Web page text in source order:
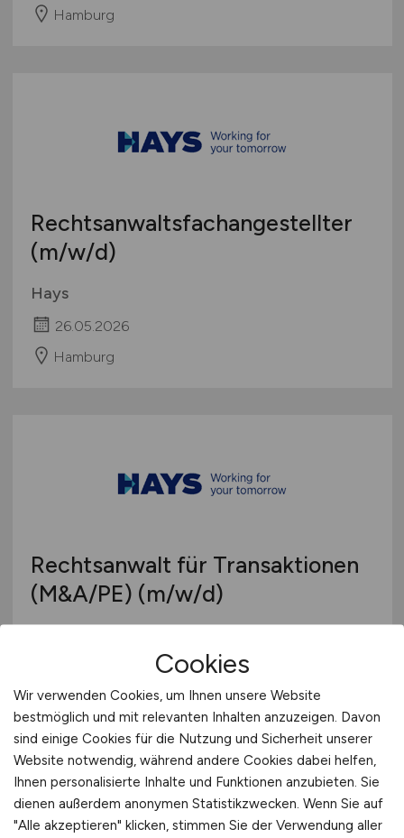
Hamburg
Rechtsanwaltsfachangestellter
(m/w/d)
Hays
26.05.2026
Hamburg
Rechtsanwalt für Transaktionen
(M&A/PE) (m/w/d)
Hamburg
Cookies
Wir verwenden Cookies, um Ihnen unsere Website
bestmöglich und mit relevanten Inhalten anzuzeigen. Davon
sind einige Cookies für die Nutzung und Sicherheit unserer
Website notwendig, während andere Cookies dabei helfen,
Ihnen personalisierte Inhalte und Funktionen anzubieten. Sie
dienen außerdem anonymen Statistikzwecken. Wenn Sie auf
"Alle akzeptieren" klicken, stimmen Sie der Verwendung aller